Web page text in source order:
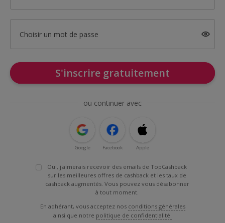
Choisir un mot de passe
S'inscrire gratuitement
ou continuer avec
Google Facebook Apple
Oui, j'aimerais recevoir des emails de TopCashback
sur les meilleures offres de cashback et les taux de
cashback augmentés. Vous pouvez vous désabonner
à tout moment.
En adhérant, vous acceptez nos conditions générales
ainsi que notre politique de confidentialité.